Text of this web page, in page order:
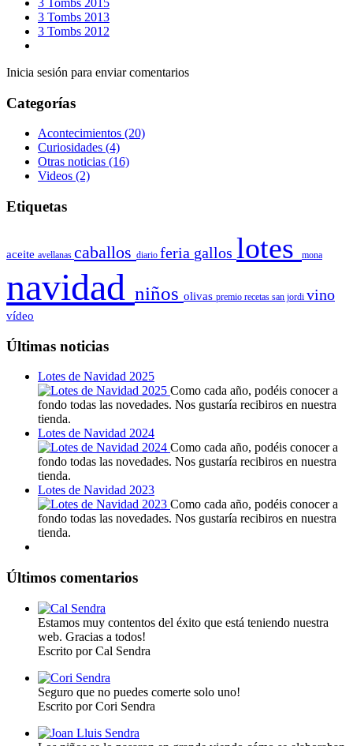
3 Tombs 2015
3 Tombs 2013
3 Tombs 2012
Inicia sesión para enviar comentarios
Categorías
Acontecimientos (20)
Curiosidades (4)
Otras noticias (16)
Videos (2)
Etiquetas
aceite avellanas caballos diario feria gallos lotes mona
navidad niños olivas premio recetas san jordi vino
vídeo
Últimas noticias
Lotes de Navidad 2025
Como cada año, podéis conocer a
fondo todas las novedades. Nos gustaría recibiros en nuestra
tienda.
Lotes de Navidad 2024
Como cada año, podéis conocer a
fondo todas las novedades. Nos gustaría recibiros en nuestra
tienda.
Lotes de Navidad 2023
Como cada año, podéis conocer a
fondo todas las novedades. Nos gustaría recibiros en nuestra
tienda.
Últimos comentarios
Estamos muy contentos del éxito que está teniendo nuestra
web. Gracias a todos!
Escrito por Cal Sendra
Seguro que no puedes comerte solo uno!
Escrito por Cori Sendra